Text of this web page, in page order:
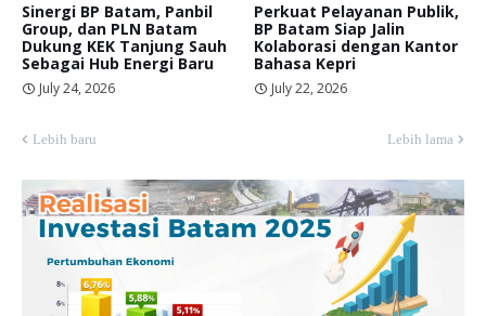
Sinergi BP Batam, Panbil
Group, dan PLN Batam
Dukung KEK Tanjung Sauh
Sebagai Hub Energi Baru
July 24, 2026
Perkuat Pelayanan Publik,
BP Batam Siap Jalin
Kolaborasi dengan Kantor
Bahasa Kepri
July 22, 2026
Lebih baru Lebih lama